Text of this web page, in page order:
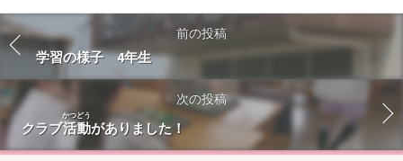
前の投稿
学習の様子 4年生
次の投稿
クラブ活動
かつどう
がありました！